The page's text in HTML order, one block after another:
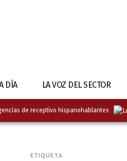
DÍA LA VOZ DEL SECTOR
de receptivo hispanohablantes
ETIQUETA